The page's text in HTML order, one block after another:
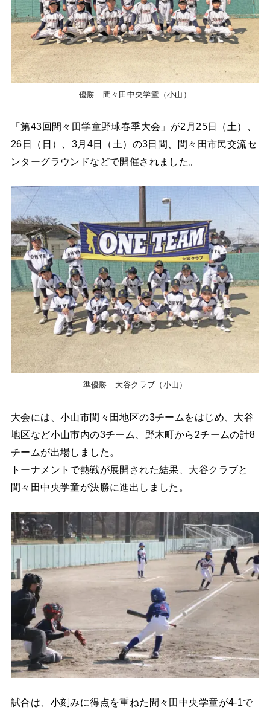
優勝 間々田中央学童（小山）
「第43回間々田学童野球春季大会」が2月25日（土）、
26日（日）、3月4日（土）の3日間、間々田市民交流セ
ンターグラウンドなどで開催されました。
準優勝 大谷クラブ（小山）
大会には、小山市間々田地区の3チームをはじめ、大谷
地区など小山市内の3チーム、野木町から2チームの計8
チームが出場しました。
トーナメントで熱戦が展開された結果、大谷クラブと
間々田中央学童が決勝に進出しました。
試合は、小刻みに得点を重ねた間々田中央学童が4-1で